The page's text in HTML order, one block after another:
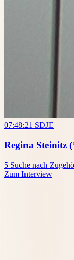
07:48:21 SDJE
Regina Steinitz
5 Suche nach
Zum Interview